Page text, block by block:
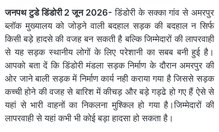
जनपथ टुडे डिंडोरी 2 जून 2026- डिंडोरी के सक्का गांव से अमरपुर
ब्लॉक मुख्यालय को जोड़ने वाली बदहाल सड़क की बदहाल न सिर्फ
किसी बड़े हादसे की वजह बन सकती है बल्कि जिम्मेदारों की लापरवाही
से यह सड़क स्थानीय लोगों के लिए परेशानी का सबब बनी हुई है।
आपको बता दें कि डिंडोरी मंडला सड़क निर्माण के दौरान अमरपुर की
ओर जाने बाली सड़क में निर्माण कार्य नही कराया गया है जिससे सड़क
कच्ची होने की वजह से बारिश में कीचड़ और बड़े गड्ढे हो गए हैं ऐसे से
यहां से भारी वाहनों का निकलना मुश्किल हो गया है।जिम्मेदारों की
लापरवाही से यहां कभी भी कोई बड़ा हादसा हो सकता है।